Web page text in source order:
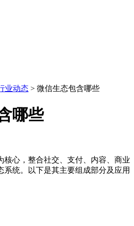
业动态 > 微信生态包含哪些
哪些
核心，整合社交、支付、内容、商业
系统。以下是其主要组成部分及应用